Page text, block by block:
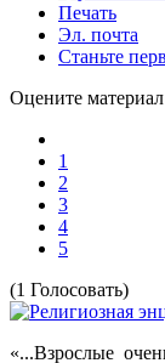
Печать
Эл. почта
Станьте
Оцените материал
1
2
3
4
5
(1 Голосовать)
«...Взрослые